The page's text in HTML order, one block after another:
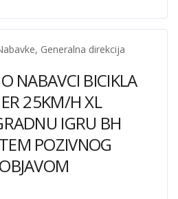
, Generalna direkcija
NABAVCI BICIKLA
25KM/H XL
IGRU BH
POZIVNOG